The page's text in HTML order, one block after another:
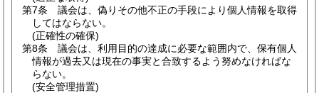
第7条
議会は、偽りその他不正の手段により個人情報を取得
してはならない。
(正確性の確保)
第8条
議会は、利用目的の達成に必要な範囲内で、保有個人
情報が過去又は現在の事実と合致するよう努めなければな
らない。
(安全管理措置)